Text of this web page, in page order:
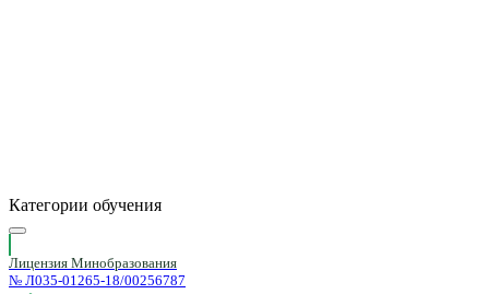
Категории обучения
Лицензия Минобразования
№ Л035-01265-18/00256787